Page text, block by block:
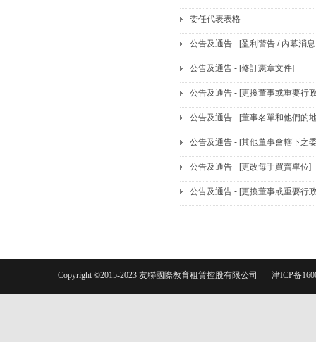
委任代表表格
公告及通告 - [盈利警告 / 內幕消
公告及通告 - [修訂憲章文件]
公告及通告 - [更換董事或重要行
公告及通告 - [董事名單和他們的
公告及通告 - [其他董事會轄下之
公告及通告 - [更改每手買賣單位]
公告及通告 - [更換董事或重要行
Copyright ©2015-2023 友聯國際教育租賃控股有限公司 津ICP备